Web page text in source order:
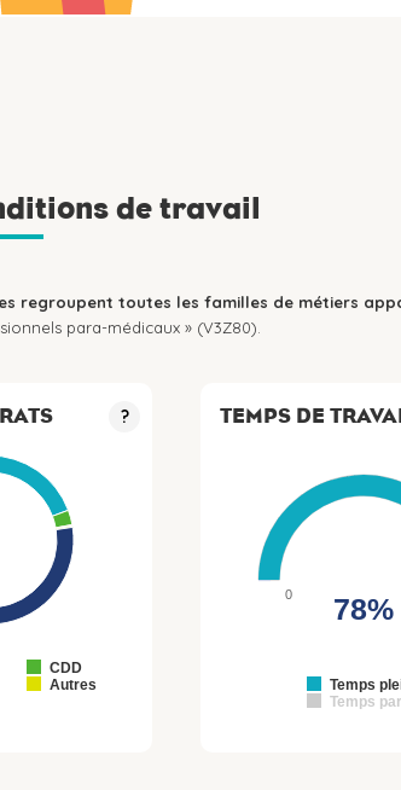
de travail
regroupent toutes les familles de métiers
para-médicaux » (V3Z80).
?
CDD
Autres
TEMPS DE
Temps
Temps
0 78%